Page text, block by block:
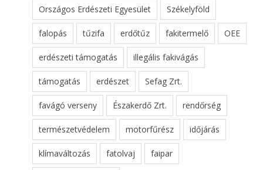
Országos Erdészeti Egyesület Székelyföld
falopás tűzifa erdőtűz fakitermelő OEE
erdészeti támogatás illegális fakivágás
támogatás erdészet Sefag Zrt.
favágó verseny Északerdő Zrt. rendőrség
természetvédelem motorfűrész időjárás
klímaváltozás fatolvaj faipar